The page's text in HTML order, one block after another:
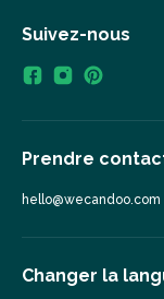
Suivez-nous
Prendre
hello@wecandoo.com
Changer la